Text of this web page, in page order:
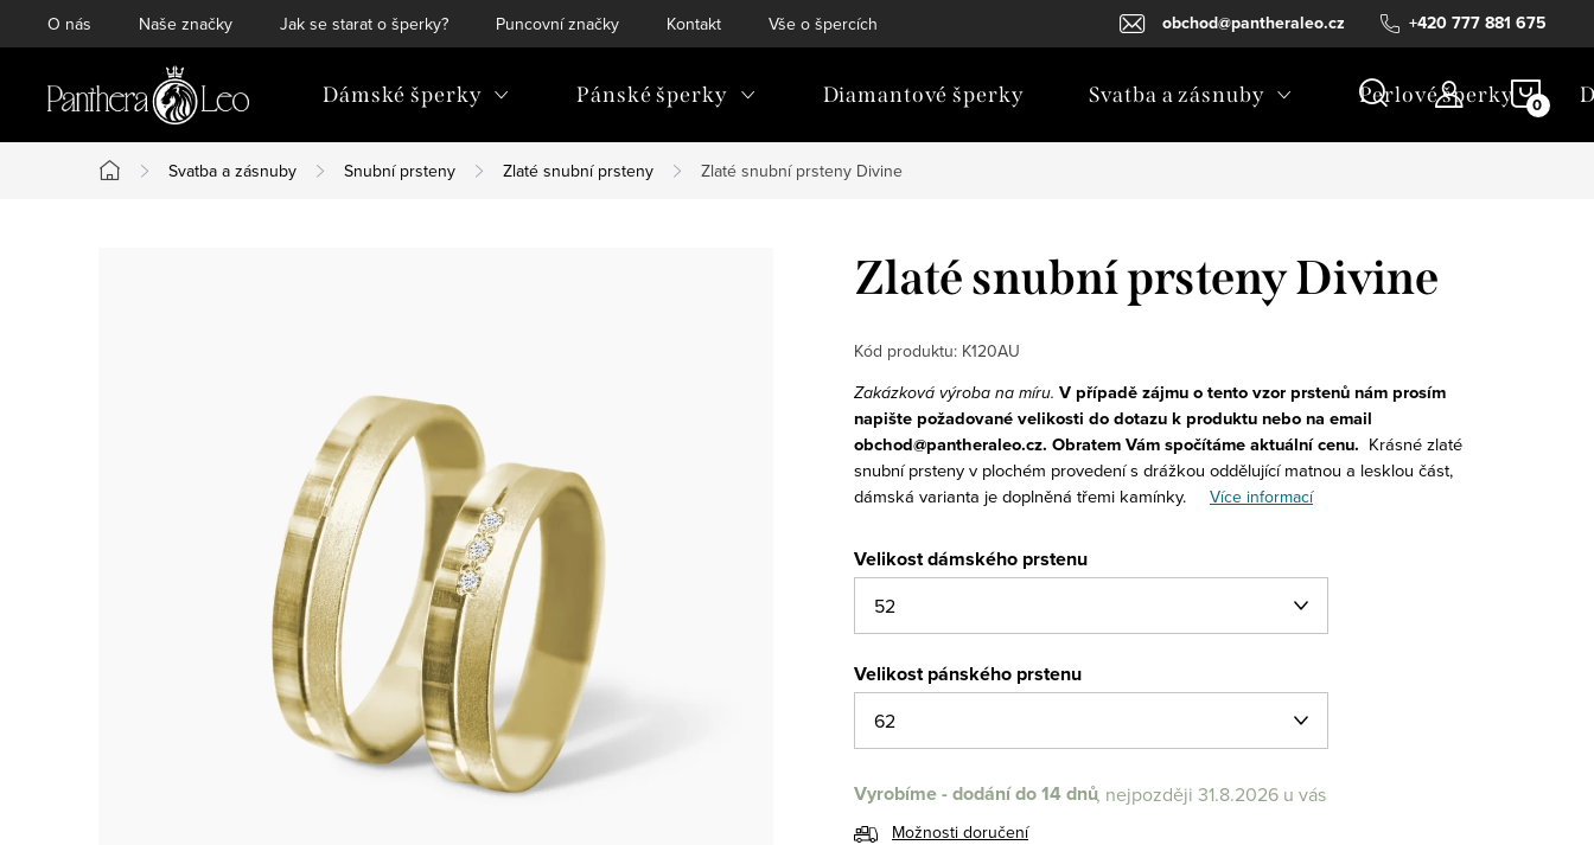
na
+420 777 881 675
obchod@pantheraleo.cz
O nás Naše značky Jak se starat o šperky? Puncovní značky Kontakt Vše o špercích
Dámské šperky Pánské šperky Diamantové šperky Svatba a zásnuby Perlové šperky
Domů
Svatba a zásnuby Snubní prsteny Zlaté snubní prsteny Zlaté snubní prsteny Divine
Zlaté snubní prsteny Divine
Kód produktu: K120AU
Zakázková výroba na míru. V případě zájmu o tento vzor prstenů nám prosím
napište požadované velikosti do dotazu k produktu nebo na email
obchod@pantheraleo.cz. Obratem Vám spočítáme aktuální cenu. Krásné zlaté
snubní prsteny v plochém provedení s drážkou oddělující matnou a lesklou část,
dámská varianta je doplněná třemi kamínky.
Více informací
Velikost dámského prstenu
Velikost pánského prstenu
Vyrobíme - dodání do 14 dnů 31.8.2026
Možnosti doručení